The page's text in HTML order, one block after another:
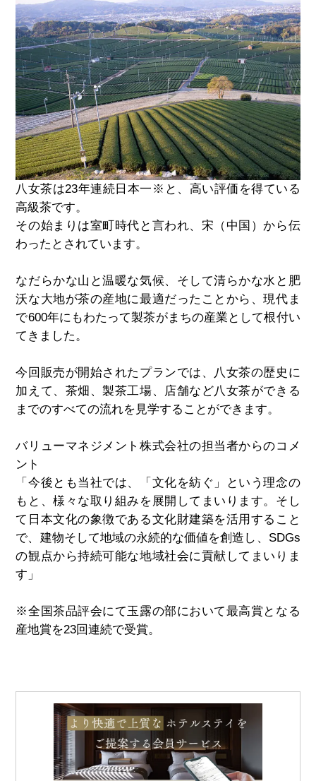
八女茶は23年連続日本一※と、高い評価を得ている
高級茶です。
その始まりは室町時代と言われ、宋（中国）から伝
わったとされています。
なだらかな山と温暖な気候、そして清らかな水と肥
沃な大地が茶の産地に最適だったことから、現代ま
で600年にもわたって製茶がまちの産業として根付い
てきました。
今回販売が開始されたプランでは、八女茶の歴史に
加えて、茶畑、製茶工場、店舗など八女茶ができる
までのすべての流れを見学することができます。
バリューマネジメント株式会社の担当者からのコメ
ント
「今後とも当社では、「文化を紡ぐ」という理念の
もと、様々な取り組みを展開してまいります。そし
て日本文化の象徴である文化財建築を活用すること
で、建物そして地域の永続的な価値を創造し、 SDGs
の観点から持続可能な地域社会に貢献してまいりま
す」
※全国茶品評会にて玉露の部において最高賞となる
産地賞を23回連続で受賞。